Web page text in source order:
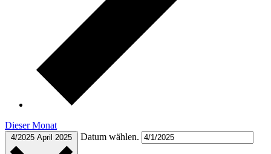
Dieser Monat
4/2025 April 2025 Datum wählen.